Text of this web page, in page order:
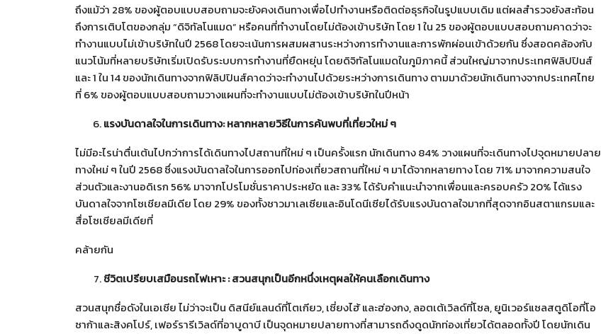
ถึงแม้ว่า 28% ของผู้ตอบแบบสอบถามจะยังคงเดินทางเพื่อไปทำงานหรือติดต่อธุรกิจในรูปแบบเดิม แต่ผลสำรวจยังสะท้อน
ถึงการเติบโตของกลุ่ม “ดิจิทัลโนแมด” หรือคนที่ทำงานโดยไม่ต้องเข้าบริษัท โดย 1 ใน 25 ของผู้ตอบแบบสอบถามคาดว่าจะ
ทำงานแบบไม่เข้าบริษัทในปี 2568 โดยจะเน้นการผสมผสานระหว่างการทำงานและการพักผ่อนเข้าด้วยกัน ซึ่งสอดคล้องกับ
แนวโน้มที่หลายบริษัทเริ่มเปิดรับระบบการทำงานที่ยืดหยุ่น โดยดิจิทัลโนแมดในภูมิภาคนี้ ส่วนใหญ่มาจากประเทศฟิลิปปินส์
และ 1 ใน 14 ของนักเดินทางจากฟิลิปปินส์คาดว่าจะทำงานไปด้วยระหว่างการเดินทาง ตามมาด้วยนักเดินทางจากประเทศไทย
ที่ 6% ของผู้ตอบแบบสอบถามวางแผนที่จะทำงานแบบไม่ต้องเข้าบริษัทในปีหน้า
แรงบันดาลใจในการเดินทาง: หลากหลายวิธีในการค้นพบที่เที่ยวใหม่ ๆ
ไม่มีอะไรน่าตื่นเต้นไปกว่าการได้เดินทางไปสถานที่ใหม่ ๆ เป็นครั้งแรก นักเดินทาง 84% วางแผนที่จะเดินทางไปจุดหมายปลาย
ทางใหม่ ๆ ในปี 2568 ซึ่งแรงบันดาลใจในการออกไปท่องเที่ยวสถานที่ใหม่ ๆ มาได้จากหลายทาง โดย 71% มาจากความสนใจ
ส่วนตัวและงานอดิเรก 56% มาจากโปรโมชั่นราคาประหยัด และ 33% ได้รับคำแนะนำจากเพื่อนและครอบครัว 20% ได้แรง
บันดาลใจจากโซเชียลมีเดีย โดย 29% ของทั้งชาวมาเลเซียและอินโดนีเซียได้รับแรงบันดาลใจมากที่สุดจากอินสตาแกรมและ
สื่อโซเชียลมีเดียที่
คล้ายกัน
ชีวิตเปรียบเสมือนรถไฟเหาะ: สวนสนุกเป็นอีกหนึ่งเหตุผลให้คนเลือกเดินทาง
สวนสนุกชื่อดังในเอเชีย ไม่ว่าจะเป็น ดิสนีย์แลนด์ที่โตเกียว, เซี่ยงไฮ้ และฮ่องกง, ลอตเต้เวิลด์ที่โซล, ยูนิเวอร์แซลสตูดิโอที่โอ
ซาก้าและสิงคโปร์, เฟอร์รารีเวิลด์ที่อาบูดาบี เป็นจุดหมายปลายทางที่สามารถดึงดูดนักท่องเที่ยวได้ตลอดทั้งปี โดยนักเดิน